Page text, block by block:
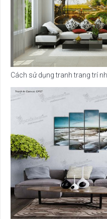
Cách sử dụng tranh trang trí